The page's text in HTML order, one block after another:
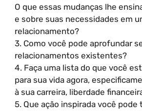
O que essas mudanças lhe
e sobre suas necessidades em
relacionamento?
3. Como você pode aprofundar
relacionamentos existentes?
4. Faça uma lista do que você
para sua vida agora,
à sua carreira, liberdade
5. Que ação inspirada você pode